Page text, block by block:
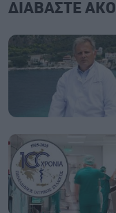
ΔΙΑΒΑΣΤΕ